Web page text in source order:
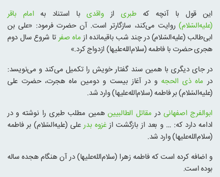
این قول با آنچه کهطبری ازواقدیبا استناد به امام باقر
(علیه‌السّلام)روایت می‌کند، سازگارتر است. آن حضرت فرمود: «علی بن
ابی‌طالب (علیه‌السّلام) در چند شب باقیمانده از ماه صفر تا شروع سال دوم
هجری حضرت با فاطمه (سلام‌الله‌علیها) ازدواج کرد.»
در جای دیگری با همین سند گفتار خویش را تکمیل می‌کند و می‌نویسد:
در ماه ذی الحجه و در آغاز بیست و دومین ماه هجرت، حضرت علی
(علیه‌السّلام) بر فاطمه (سلام‌الله‌علیها) وارد شد.
ابوالفرج اصفهانی در مقاتل الطالبیینهمین مطلب طبری را نوشته و در
ادامه دارد که: … و بعد از بازگشت ازغزوه بدرعلی (علیه‌السّلام) بر فاطمه
(سلام‌الله‌علیها) وارد شد.
و اضافه کرده است که فاطمه زهرا (سلام‌الله‌علیها) در آن هنگام هجده ساله
بوده است.